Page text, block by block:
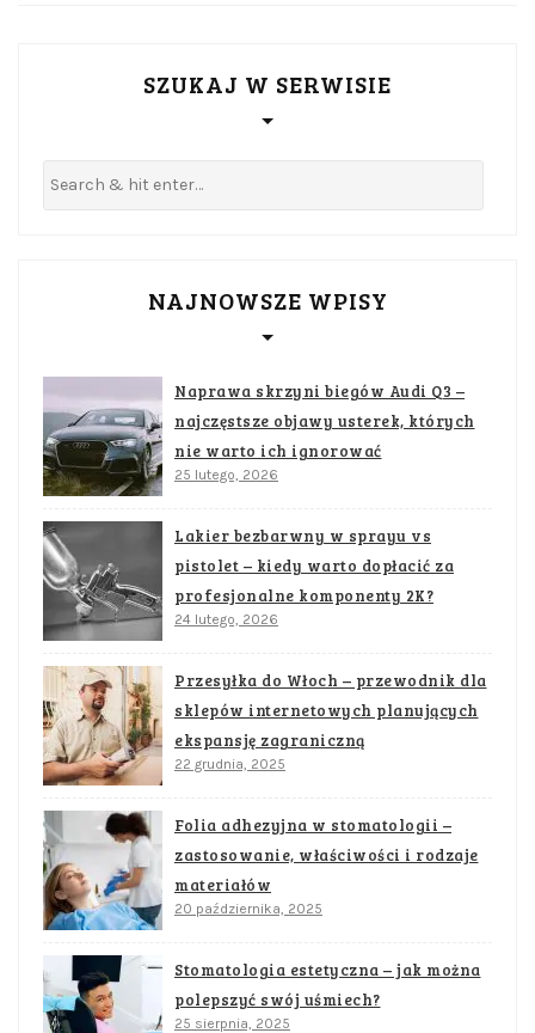
SZUKAJ W SERWISIE
NAJNOWSZE WPISY
Naprawa skrzyni biegów Audi Q3 –
najczęstsze objawy usterek, których
nie warto ich ignorować
25 lutego, 2026
Lakier bezbarwny w sprayu vs
pistolet – kiedy warto dopłacić za
profesjonalne komponenty 2K?
24 lutego, 2026
Przesyłka do Włoch – przewodnik dla
sklepów internetowych planujących
ekspansję zagraniczną
22 grudnia, 2025
Folia adhezyjna w stomatologii –
zastosowanie, właściwości i rodzaje
materiałów
20 października, 2025
Stomatologia estetyczna – jak można
polepszyć swój uśmiech?
25 sierpnia, 2025